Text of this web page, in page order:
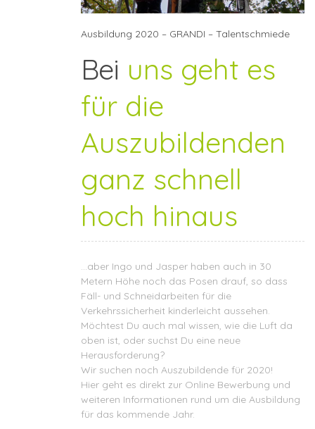
Ausbildung 2020 – GRANDI – Talentschmiede
Bei uns geht es
für die
Auszubildenden
ganz schnell
hoch hinaus
…aber Ingo und Jasper haben auch in 30
Metern Höhe noch das Posen drauf, so dass
Fäll- und Schneidarbeiten für die
Verkehrssicherheit kinderleicht aussehen.
Möchtest Du auch mal wissen, wie die Luft da
oben ist, oder suchst Du eine neue
Herausforderung?
Wir suchen noch Auszubildende für 2020!
Hier geht es direkt zur Online Bewerbung und
weiteren Informationen rund um die Ausbildung
für das kommende Jahr.